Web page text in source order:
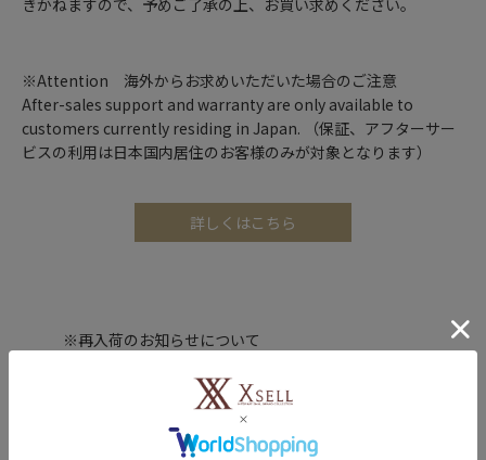
※Attention 海外からお求めいただいた場合のご注意
After-sales support and warranty are only available to
customers currently residing in Japan. （保証、アフターサー
ビスの利用は日本国内居住のお客様のみが対象となります）
詳しくはこちら
※再入荷のお知らせについて
しも入荷するとは限りません。予めご了承ください。